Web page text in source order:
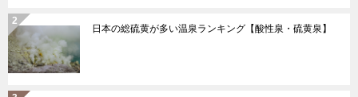
日本の総硫黄が多い温泉ランキング【酸性泉・硫黄泉】